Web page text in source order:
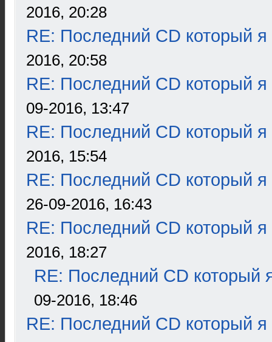
2016, 20:28
RE: Последний CD который я
2016, 20:58
RE: Последний CD который я
09-2016, 13:47
RE: Последний CD который я
2016, 15:54
RE: Последний CD который я
26-09-2016, 16:43
RE: Последний CD который я
2016, 18:27
RE: Последний CD который
09-2016, 18:46
RE: Последний CD который я